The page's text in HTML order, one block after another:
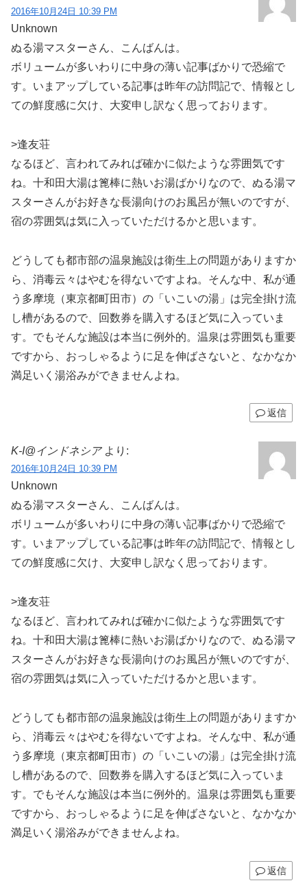
2016年10月24日 10:39 PM
Unknown
ぬる湯マスターさん、こんばんは。
ボリュームが多いわりに中身の薄い記事ばかりで恐縮で
す。いまアップしている記事は昨年の訪問記で、情報とし
ての鮮度感に欠け、大変申し訳なく思っております。
>逢友荘
なるほど、言われてみれば確かに似たような雰囲気です
ね。十和田大湯は篦棒に熱いお湯ばかりなので、ぬる湯マ
スターさんがお好きな長湯向けのお風呂が無いのですが、
宿の雰囲気は気に入っていただけるかと思います。
どうしても都市部の温泉施設は衛生上の問題がありますか
ら、消毒云々はやむを得ないですよね。そんな中、私が通
う多摩境（東京都町田市）の「いこいの湯」は完全掛け流
し槽があるので、回数券を購入するほど気に入っていま
す。でもそんな施設は本当に例外的。温泉は雰囲気も重要
ですから、おっしゃるように足を伸ばさないと、なかなか
満足いく湯浴みができませんよね。
返信
K-I@インドネシア より:
2016年10月24日 10:39 PM
Unknown
ぬる湯マスターさん、こんばんは。
ボリュームが多いわりに中身の薄い記事ばかりで恐縮で
す。いまアップしている記事は昨年の訪問記で、情報とし
ての鮮度感に欠け、大変申し訳なく思っております。
>逢友荘
なるほど、言われてみれば確かに似たような雰囲気です
ね。十和田大湯は篦棒に熱いお湯ばかりなので、ぬる湯マ
スターさんがお好きな長湯向けのお風呂が無いのですが、
宿の雰囲気は気に入っていただけるかと思います。
どうしても都市部の温泉施設は衛生上の問題がありますか
ら、消毒云々はやむを得ないですよね。そんな中、私が通
う多摩境（東京都町田市）の「いこいの湯」は完全掛け流
し槽があるので、回数券を購入するほど気に入っていま
す。でもそんな施設は本当に例外的。温泉は雰囲気も重要
ですから、おっしゃるように足を伸ばさないと、なかなか
満足いく湯浴みができませんよね。
返信